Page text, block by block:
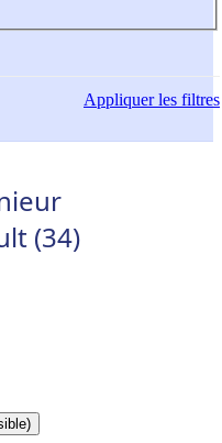
Appliquerles filtres
(34)